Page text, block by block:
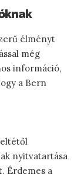
élményt
még
információ,
a Bern
nyitvatartása
Érdemes a